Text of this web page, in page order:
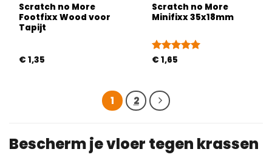
Scratch no More
Footfixx Wood voor
Tapijt
€ 1,35
Scratch no More
Minifixx 35x18mm
Gewaardeerd
€ 1,65
1 2
Bescherm je vloer tegen krassen